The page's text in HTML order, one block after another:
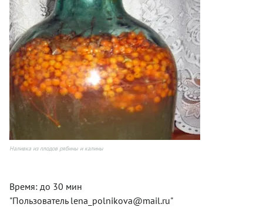
Наливка из плодов рябины и калины
Время: до 30 мин
"Пользователь lena_polnikova@mail.ru"